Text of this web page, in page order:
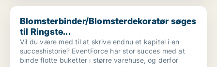
Blomsterbinder/Blomsterdekoratør søges til Ringste...
Blomsterbinder/Blomsterdekoratør søges
til Ringste...
Vil du være med til at skrive endnu et kapitel i en
succeshistorie? EventForce har stor succes med at
binde flotte buketter i større varehuse, og derfor